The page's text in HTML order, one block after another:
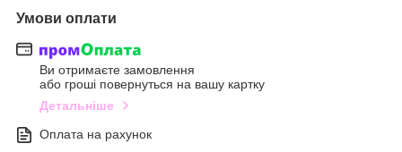
Умови оплати
Ви отримаєте замовлення
або гроші повернуться на вашу картку
Детальніше
Оплата на рахунок